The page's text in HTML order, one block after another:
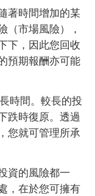
著時間增加的某
（市場風險），
下，因此您回收
預期報酬亦可能
時間。較長的投
跌時復原。透過
您就可管理所承
資的風險都一
，在於您可擁有